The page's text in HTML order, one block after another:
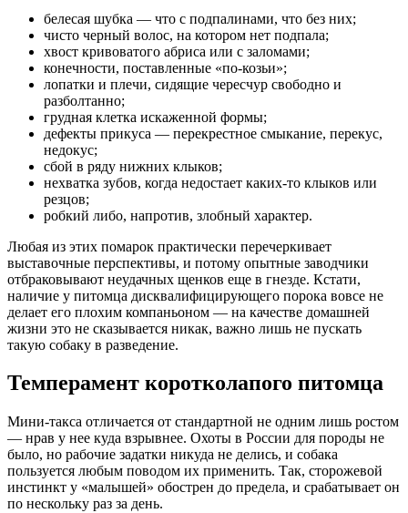
белесая шубка — что с подпалинами, что без них;
чисто черный волос, на котором нет подпала;
хвост кривоватого абриса или с заломами;
конечности, поставленные «по-козьи»;
лопатки и плечи, сидящие чересчур свободно и
разболтанно;
грудная клетка искаженной формы;
дефекты прикуса — перекрестное смыкание, перекус,
недокус;
сбой в ряду нижних клыков;
нехватка зубов, когда недостает каких-то клыков или
резцов;
робкий либо, напротив, злобный характер.
Любая из этих помарок практически перечеркивает
выставочные перспективы, и потому опытные заводчики
отбраковывают неудачных щенков еще в гнезде. Кстати,
наличие у питомца дисквалифицирующего порока вовсе не
делает его плохим компаньоном — на качестве домашней
жизни это не сказывается никак, важно лишь не пускать
такую собаку в разведение.
Темперамент коротколапого питомца
Мини-такса отличается от стандартной не одним лишь ростом
— нрав у нее куда взрывнее. Охоты в России для породы не
было, но рабочие задатки никуда не делись, и собака
пользуется любым поводом их применить. Так, сторожевой
инстинкт у «малышей» обострен до предела, и срабатывает он
по нескольку раз за день.